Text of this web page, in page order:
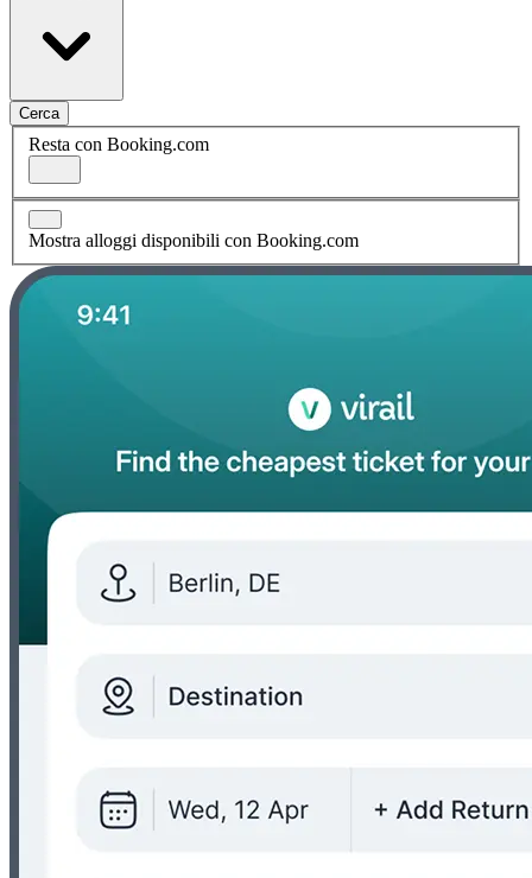
Cerca
Resta con Booking.com
Mostra alloggi disponibili con Booking.com